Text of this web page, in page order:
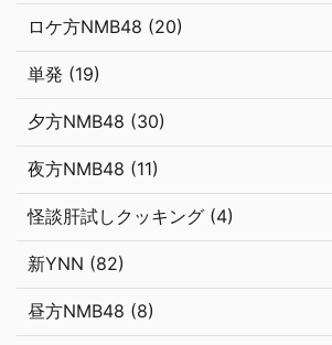
ロケ方NMB48 (20)
単発 (19)
夕方NMB48 (30)
夜方NMB48 (11)
怪談肝試しクッキング (4)
新YNN (82)
昼方NMB48 (8)